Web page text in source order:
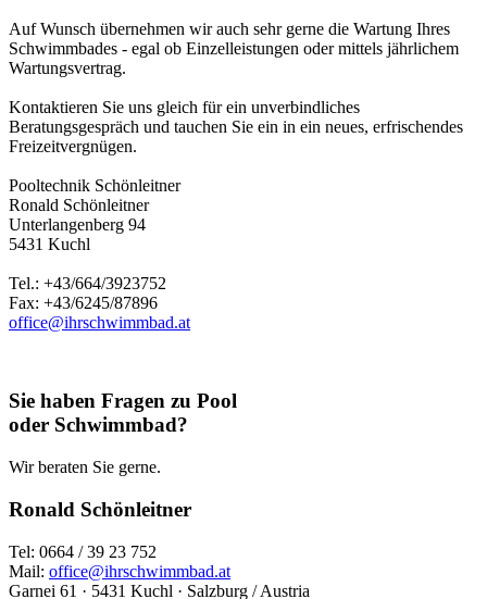
Auf Wunsch übernehmen wir auch sehr gerne die Wartung Ihres
Schwimmbades - egal ob Einzelleistungen oder mittels jährlichem
Wartungsvertrag.
Kontaktieren Sie uns gleich für ein unverbindliches
Beratungsgespräch und tauchen Sie ein in ein neues, erfrischendes
Freizeitvergnügen.
Pooltechnik Schönleitner
Ronald Schönleitner
Unterlangenberg 94
5431 Kuchl
Tel.: +43/664/3923752
Fax: +43/6245/87896
office@ihrschwimmbad.at
Sie haben Fragen zu Pool
oder Schwimmbad?
Wir beraten Sie gerne.
Ronald Schönleitner
Tel: 0664 / 39 23 752
Mail: office@ihrschwimmbad.at
Garnei 61 · 5431 Kuchl · Salzburg / Austria